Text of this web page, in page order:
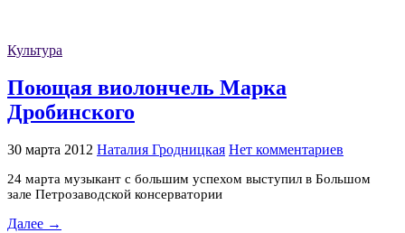
Культура
Поющая виолончель Марка
Дробинского
30 марта 2012 Наталия Гродницкая Нет комментариев
24 марта музыкант с большим успехом выступил в Большом
зале Петрозаводской консерватории
Далее →